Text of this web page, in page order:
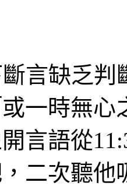
言缺乏
一時無心
言語從
二次聽